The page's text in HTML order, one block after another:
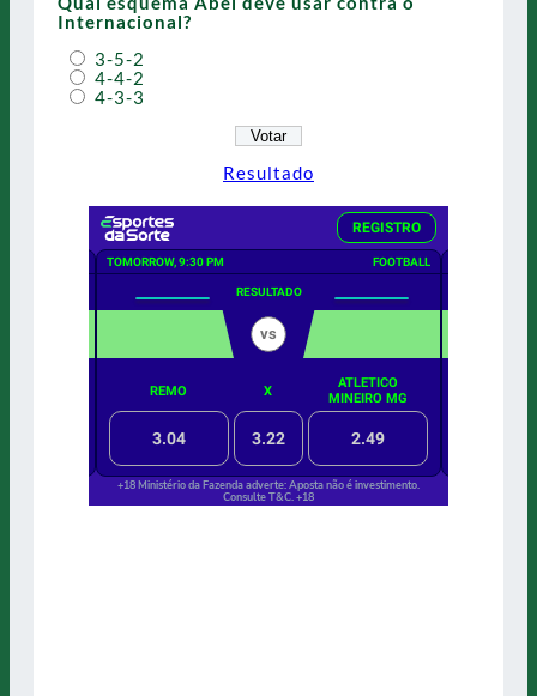
Internacional?
3-5-2
4-4-2
4-3-3
Resultado